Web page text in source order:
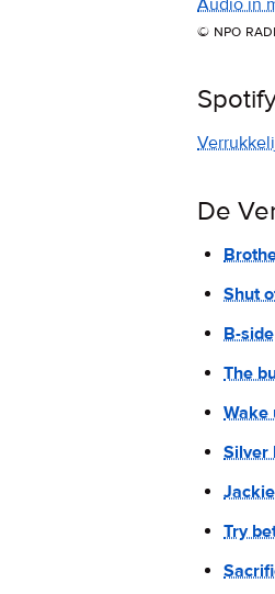
Audio in
© npo
De
Shut
B-side
The
Wake
Silver
Try